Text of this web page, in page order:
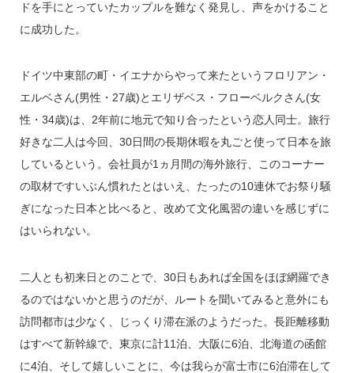
ドを手にとっていたカップルを難なく発見し、声をかけること
に成功した。
ドイツ中東部の町・イエナからやって来たというフロリアン・
エルベさん(男性・27歳)とエリザベス・フローベルクさん(女
性・34歳)は、2年前に地元で知り合ったという恋人同士。旅行
好きな二人は今回、30日間の長期休暇を丸ごと使って日本を旅
しているという。会社員が1ヵ月間の海外旅行、このコーナー
の取材ですいぶん慣れたとはいえ、たったの10連休でお祭り騒
ぎになった日本と比べると、改めて文化風習の違いを感じずに
はいられない。
二人とも初来日とのことで、30日もあれば全国をほぼ網羅でき
るのではないかと思うのだが、ルートを聞いてみると意外にも
訪問都市は少なく、じっくり滞在派のようだった。長距離移動
はすべて新幹線で、東京に計11泊、大阪に6泊、北海道の函館
に4泊、そして嬉しいことに、今は我らが富士市に6泊滞在して